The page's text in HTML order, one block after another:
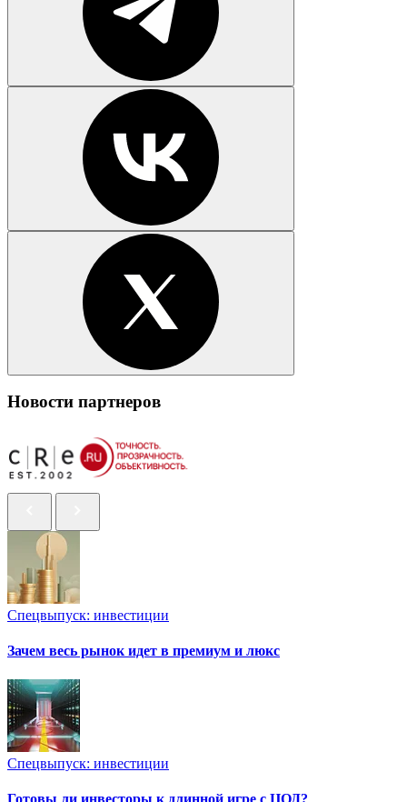
Новости партнеров
Спецвыпуск: инвестиции
Зачем весь рынок идет в премиум и люкс
Спецвыпуск: инвестиции
Готовы ли инвесторы к длинной игре с ЦОД?